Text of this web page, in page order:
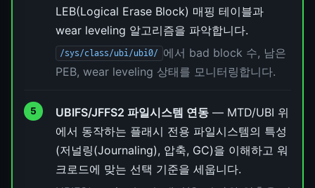
LEB(Logical Erase Block) 매핑 테이블과
wear leveling 알고리즘을 파악합니다.
/sys/class/ubi/ubi0/ 에서 bad block 수, 남은
PEB, wear leveling 상태를 모니터링합니다.
UBIFS/JFFS2 파일시스템 연동— MTD/UBI 위
에서 동작하는 플래시 전용 파일시스템의 특성
(저널링(Journaling), 압축, GC)을 이해하고 워
크로드에 맞는 선택 기준을 세웁니다.